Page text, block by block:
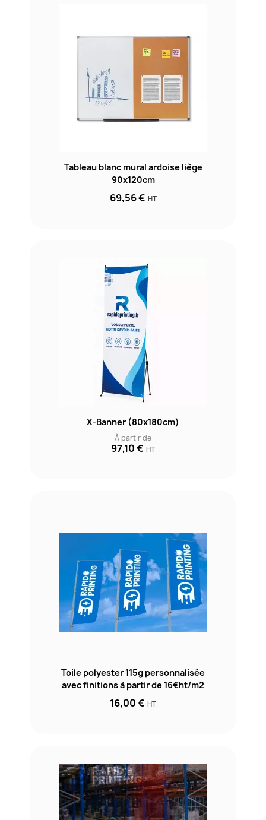
Tableau blanc mural ardoise liège
90x120cm
69,56 € HT
X-Banner (80x180cm)
À partir de
97,10 € HT
Toile polyester 115g personnalisée
avec finitions à partir de 16€ht/m2
16,00 € HT